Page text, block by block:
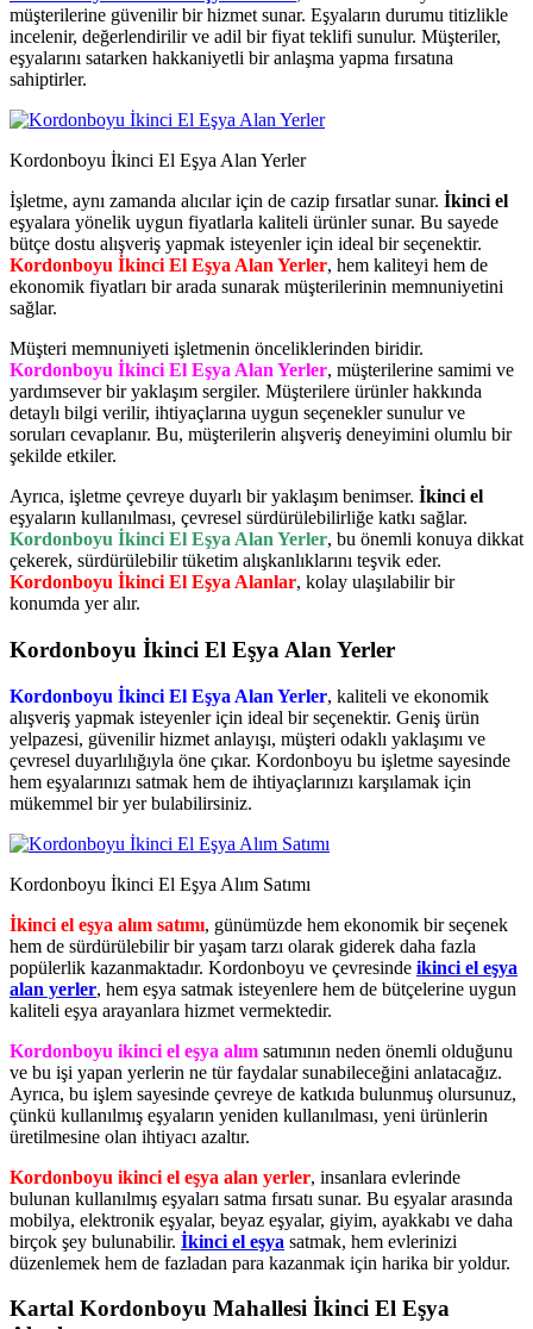
müşterilerine güvenilir bir hizmet sunar. Eşyaların durumu titizlikle
incelenir, değerlendirilir ve adil bir fiyat teklifi sunulur. Müşteriler,
eşyalarını satarken hakkaniyetli bir anlaşma yapma fırsatına
sahiptirler.
Kordonboyu İkinci El Eşya Alan Yerler
İşletme, aynı zamanda alıcılar için de cazip fırsatlar sunar. İkinci el
eşyalara yönelik uygun fiyatlarla kaliteli ürünler sunar. Bu sayede
bütçe dostu alışveriş yapmak isteyenler için ideal bir seçenektir.
Kordonboyu İkinci El Eşya Alan Yerler, hem kaliteyi hem de
ekonomik fiyatları bir arada sunarak müşterilerinin memnuniyetini
sağlar.
Müşteri memnuniyeti işletmenin önceliklerinden biridir.
Kordonboyu İkinci El Eşya Alan Yerler, müşterilerine samimi ve
yardımsever bir yaklaşım sergiler. Müşterilere ürünler hakkında
detaylı bilgi verilir, ihtiyaçlarına uygun seçenekler sunulur ve
soruları cevaplanır. Bu, müşterilerin alışveriş deneyimini olumlu bir
şekilde etkiler.
Ayrıca, işletme çevreye duyarlı bir yaklaşım benimser. İkinci el
eşyaların kullanılması, çevresel sürdürülebilirliğe katkı sağlar.
Kordonboyu İkinci El Eşya Alan Yerler, bu önemli konuya dikkat
çekerek, sürdürülebilir tüketim alışkanlıklarını teşvik eder.
Kordonboyu İkinci El Eşya Alanlar, kolay ulaşılabilir bir
konumda yer alır.
Kordonboyu İkinci El Eşya Alan Yerler
Kordonboyu İkinci El Eşya Alan Yerler, kaliteli ve ekonomik
alışveriş yapmak isteyenler için ideal bir seçenektir. Geniş ürün
yelpazesi, güvenilir hizmet anlayışı, müşteri odaklı yaklaşımı ve
çevresel duyarlılığıyla öne çıkar. Kordonboyu bu işletme sayesinde
hem eşyalarınızı satmak hem de ihtiyaçlarınızı karşılamak için
mükemmel bir yer bulabilirsiniz.
Kordonboyu İkinci El Eşya Alım Satımı
İkinci el eşya alım satımı, günümüzde hem ekonomik bir seçenek
hem de sürdürülebilir bir yaşam tarzı olarak giderek daha fazla
popülerlik kazanmaktadır. Kordonboyu ve çevresinde ikinci el eşya
alan yerler, hem eşya satmak isteyenlere hem de bütçelerine uygun
kaliteli eşya arayanlara hizmet vermektedir.
Kordonboyu ikinci el eşya alım satımının neden önemli olduğunu
ve bu işi yapan yerlerin ne tür faydalar sunabileceğini anlatacağız.
Ayrıca, bu işlem sayesinde çevreye de katkıda bulunmuş olursunuz,
çünkü kullanılmış eşyaların yeniden kullanılması, yeni ürünlerin
üretilmesine olan ihtiyacı azaltır.
Kordonboyu ikinci el eşya alan yerler, insanlara evlerinde
bulunan kullanılmış eşyaları satma fırsatı sunar. Bu eşyalar arasında
mobilya, elektronik eşyalar, beyaz eşyalar, giyim, ayakkabı ve daha
birçok şey bulunabilir. İkinci el eşya satmak, hem evlerinizi
düzenlemek hem de fazladan para kazanmak için harika bir yoldur.
Kartal Kordonboyu Mahallesi İkinci El Eşya